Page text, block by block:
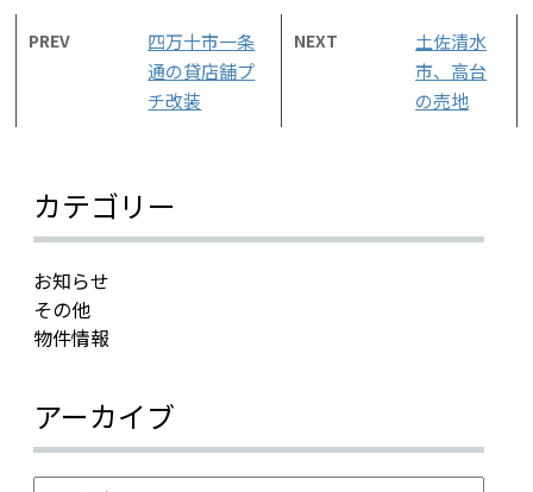
PREV
四万十市一条
通の貸店舗プ
チ改装
NEXT
土佐清水
市、高台
の売地
カテゴリー
お知らせ
その他
物件情報
アーカイブ